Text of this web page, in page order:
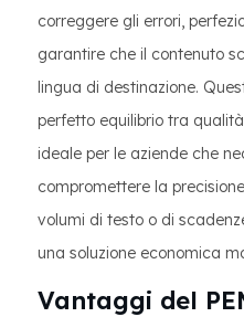
correggere gli errori,
garantire che il contenuto
lingua di destinazione.
perfetto equilibrio tra
ideale per le aziende che
compromettere la
volumi di testo o di
una soluzione economica
Vantaggi del